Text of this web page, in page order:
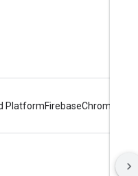
Chrome
Firebase
Platform